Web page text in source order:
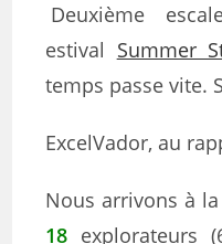
Deuxième
estival Summer
temps passe vite.
ExcelVador, au
Nous arrivons à
18 explorateurs